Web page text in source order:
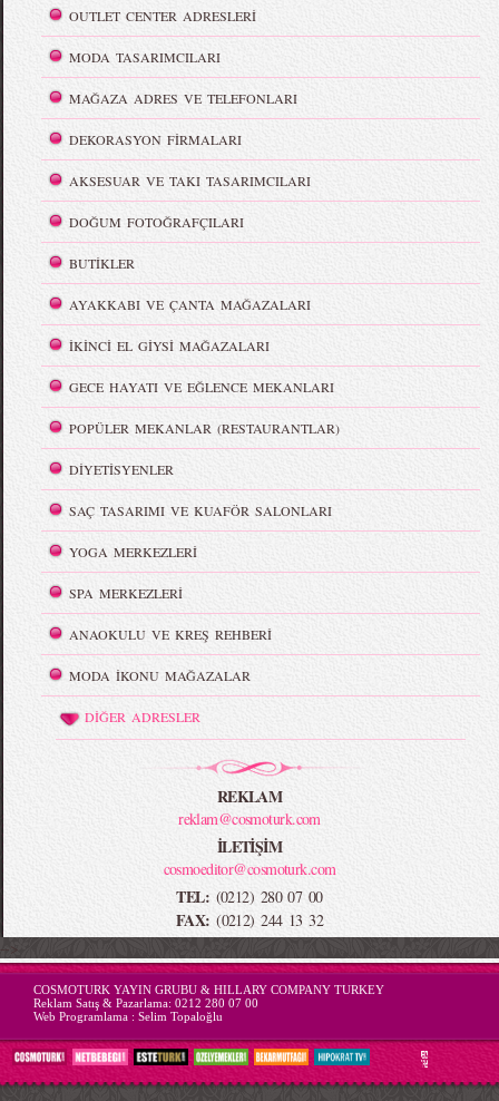
OUTLET CENTER ADRESLERİ
MODA TASARIMCILARI
MAĞAZA ADRES VE TELEFONLARI
DEKORASYON FİRMALARI
AKSESUAR VE TAKI TASARIMCILARI
DOĞUM FOTOĞRAFÇILARI
BUTİKLER
AYAKKABI VE ÇANTA MAĞAZALARI
İKİNCİ EL GİYSİ MAĞAZALARI
GECE HAYATI VE EĞLENCE MEKANLARI
POPÜLER MEKANLAR (RESTAURANTLAR)
DİYETİSYENLER
SAÇ TASARIMI VE KUAFÖR SALONLARI
YOGA MERKEZLERİ
SPA MERKEZLERİ
ANAOKULU VE KREŞ REHBERİ
MODA İKONU MAĞAZALAR
DİĞER ADRESLER
REKLAM
reklam@cosmoturk.com
İLETİŞİM
cosmoeditor@cosmoturk.com
TEL: (0212) 280 07 00
FAX: (0212) 244 13 32
-->
COSMOTURK YAYIN GRUBU & HILLARY COMPANY TURKEY
Reklam Satış & Pazarlama: 0212 280 07 00
Web Programlama : Selim Topaloğlu